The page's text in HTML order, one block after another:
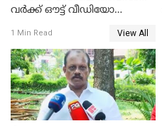
വർക്ക് ഔട്ട് വീഡിയോ
1 Min Read View All